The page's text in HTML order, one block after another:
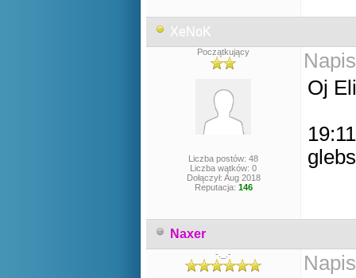
XeNoK
Początkujący
Liczba postów: 48
Liczba wątków: 0
Dołączył: Aug 2018
Reputacja: 146
Oj
Naxer
-._.-